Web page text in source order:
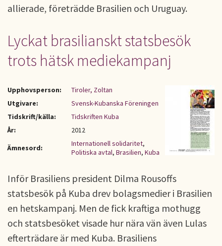
allierade, företrädde Brasilien och Uruguay.
Lyckat brasilianskt statsbesök
trots hätsk mediekampanj
Upphovsperson:
Tiroler, Zoltan
Utgivare:
Svensk-Kubanska Föreningen
Tidskrift/källa:
Tidskriften Kuba
År:
2012
Ämnesord:
Internationell solidaritet,
Politiska avtal, Brasilien, Kuba
Inför Brasiliens president Dilma Rousoffs
statsbesök på Kuba drev bolagsmedier i Brasilien
en hetskampanj. Men de fick kraftiga mothugg
och statsbesöket visade hur nära vän även Lulas
efterträdare är med Kuba. Brasiliens